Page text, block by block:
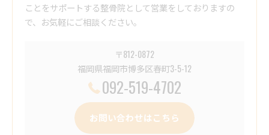
ことをサポートする整骨院として営業をしておりますの
で、お気軽にご相談ください。
〒812-0872
福岡県福岡市博多区春町3-5-12
092-519-4702
お問い合わせはこちら